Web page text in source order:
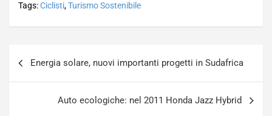
Tags:Ciclisti,Turismo Sostenibile
articoli
Energia solare, nuovi importanti progetti in Sudafrica
Auto ecologiche: nel 2011 Honda Jazz Hybrid